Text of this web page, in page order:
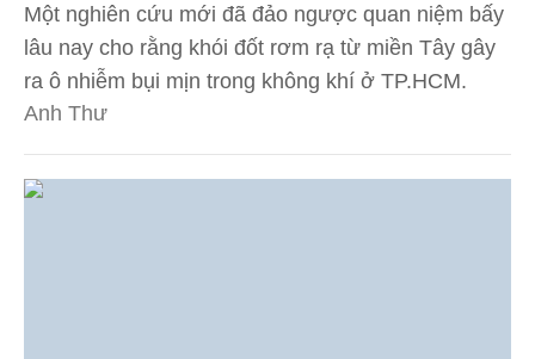
Một nghiên cứu mới đã đảo ngược quan niệm bấy
lâu nay cho rằng khói đốt rơm rạ từ miền Tây gây
ra ô nhiễm bụi mịn trong không khí ở TP.HCM.
Anh Thư